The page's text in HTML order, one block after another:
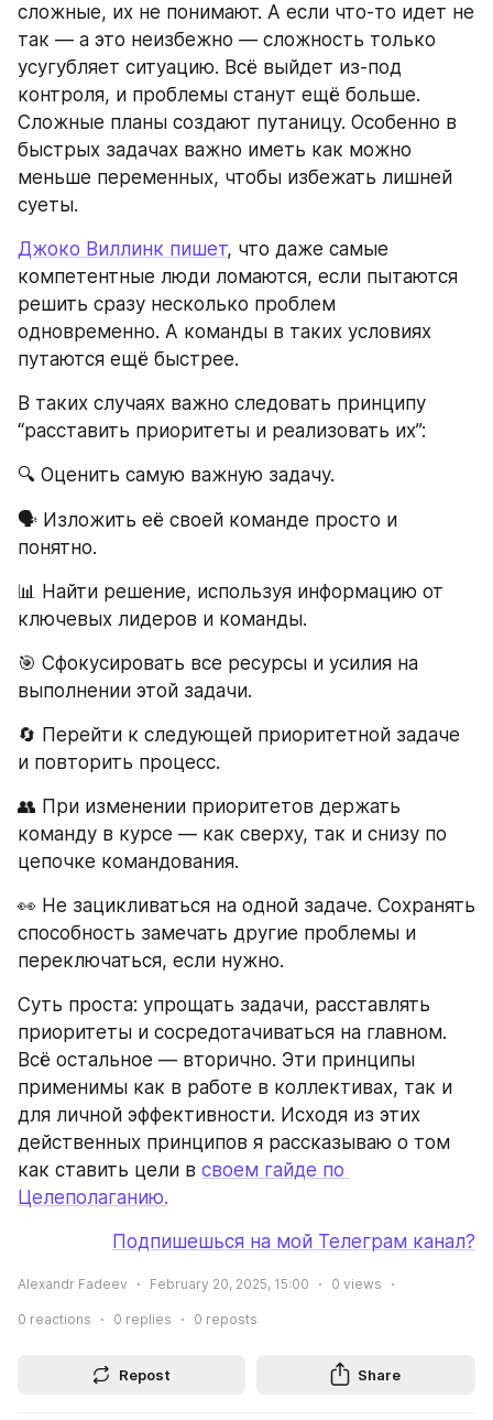
сложные, их не понимают. А если что-то идет не
так — а это неизбежно — сложность только
усугубляет ситуацию. Всё выйдет из-под
контроля, и проблемы станут ещё больше.
Сложные планы создают путаницу. Особенно в
быстрых задачах важно иметь как можно
меньше переменных, чтобы избежать лишней
суеты.
Джоко Виллинк пишет, что даже самые
компетентные люди ломаются, если пытаются
решить сразу несколько проблем
одновременно. А команды в таких условиях
путаются ещё быстрее.
В таких случаях важно следовать принципу
“расставить приоритеты и реализовать их”:
🔍 Оценить самую важную задачу.
🗣️ Изложить её своей команде просто и
понятно.
📊 Найти решение, используя информацию от
ключевых лидеров и команды.
🎯 Сфокусировать все ресурсы и усилия на
выполнении этой задачи.
🔄 Перейти к следующей приоритетной задаче
и повторить процесс.
👥 При изменении приоритетов держать
команду в курсе — как сверху, так и снизу по
цепочке командования.
👀 Не зацикливаться на одной задаче. Сохранять
способность замечать другие проблемы и
переключаться, если нужно.
Суть проста: упрощать задачи, расставлять
приоритеты и сосредотачиваться на главном.
Всё остальное — вторично. Эти принципы
применимы как в работе в коллективах, так и
для личной эффективности. Исходя из этих
действенных принципов я рассказываю о том
как ставить цели в своем гайде по
Целеполаганию.
Подпишешься на мой Телеграм канал?
Alexandr Fadeev February 20, 2025, 15:00 0 views
0 reactions 0 replies 0 reposts
Repost Share